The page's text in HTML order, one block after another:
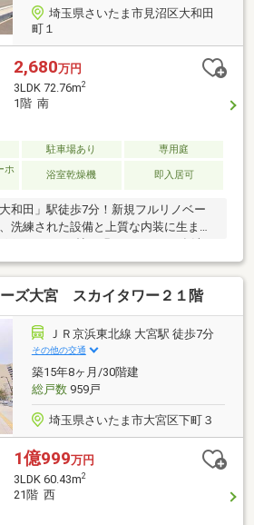
埼玉県さいたま市見沼区大和田
町１
2,680万円
3LDK 72.76m2
1階 南
駐車場あり
専用庭
ホ
浴室乾燥機 即入居可
和田」駅徒歩7分！新規フルリノベー
洗練された設備と上質な内装に生まれ
明るいLDKには食洗
対面キッチンを採用。WICなど収納も
広々使えます。さらに1階ならではの
お子様の遊び場やガーデニングにも最
オートロック・防犯カメラ完備で安心
軽にお問い合わせください！
ズ大宮 スカイタワー２１階
ＪＲ京浜東北線 大宮駅 徒歩7分
その他の交通
築15年8ヶ月/30階建
総戸数959戸
埼玉県さいたま市大宮区下町３
1億999万円
3LDK 60.43m2
21階 西